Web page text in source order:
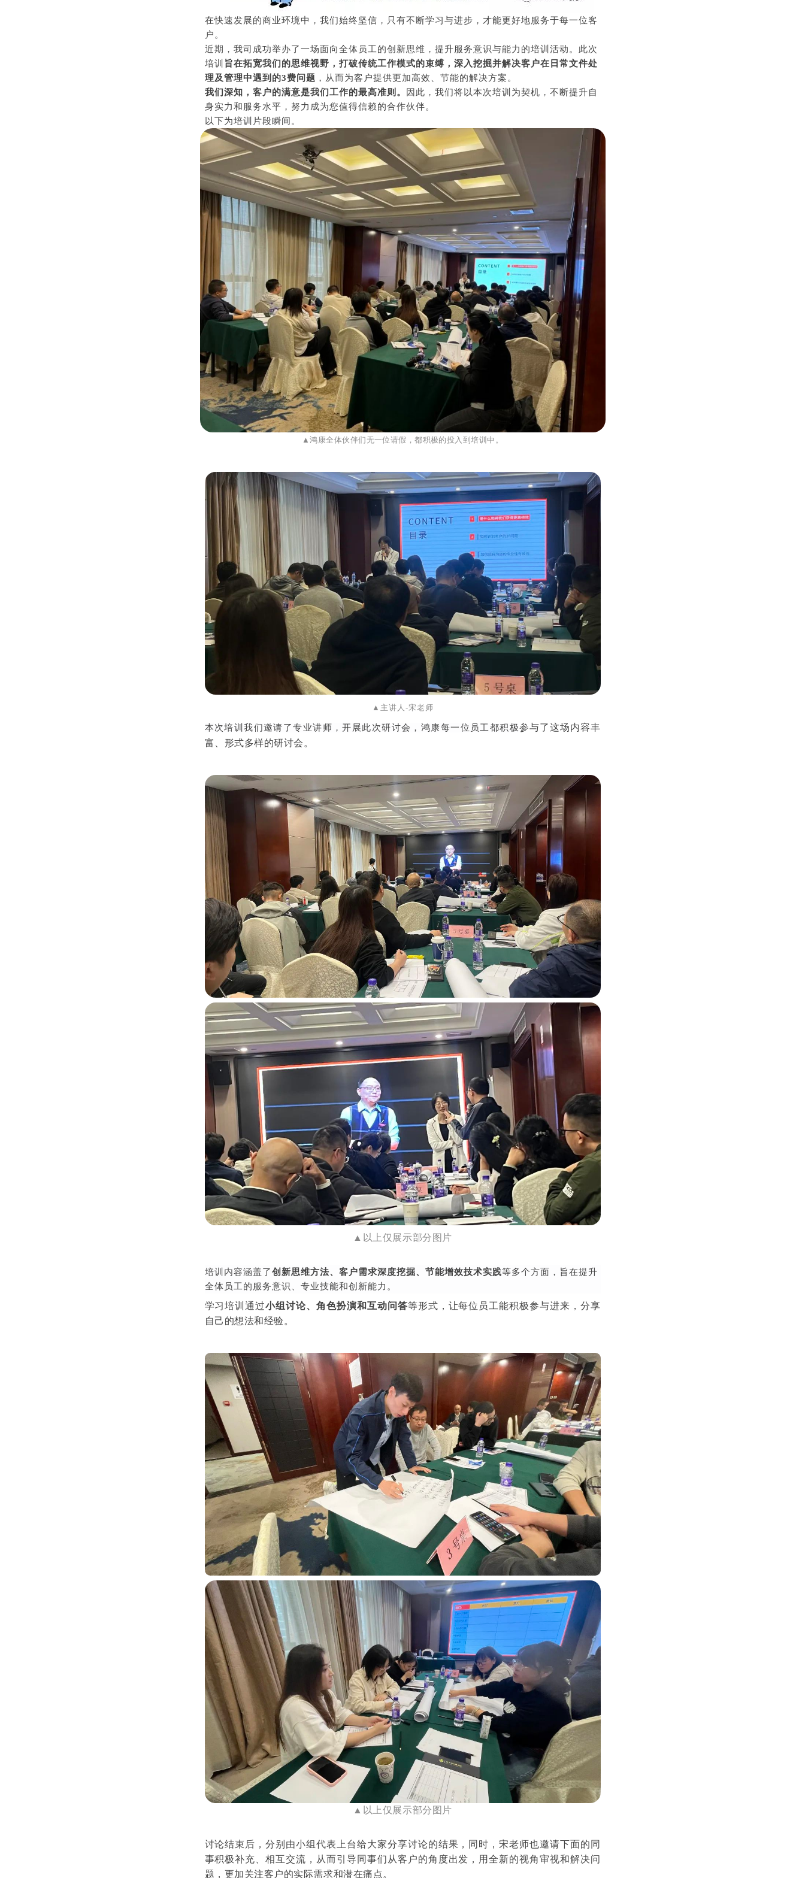
在快速发展的商业环境中，我们始终坚信，只有不断学习与进步，才能更好地服务于每一位客
户。
近期，我司成功举办了一场面向全体员工的创新思维，提升服务意识与能力的培训活动。此次
培训
旨在拓宽我们的思维视野，打破传统工作模式的束缚，深入挖掘并解决客户在日常文件处
理及管理中遇到的3费问题 ，从而为客户提供更加高效、节能的解决方案。
我们深知，客户的满意是我们工作的最高准则。
因此，我们将以本次培训为契机，不断提升自
身实力和服务水平，努力成为您值得信赖的合作伙伴。
以下为培训片段瞬间。
▲鸿康全体伙伴们无一位请假，都积极的投入到培训中。
▲主讲人-宋老师
本次培训我们邀请了专业讲师，开展此次研讨会，鸿康每一位员工都积极参与了这场内容丰
富、形式多样的研讨会。
▲以上仅展示部分图片
培训内容涵盖了创新思维方法、客户需求深度挖掘、节能增效技术实践等多个方面，旨在提升
全体员工的服务意识、专业技能和创新能力。
学习培训通过小组讨论、角色扮演和互动问答等形式，让每位员工能积极参与进来，分享
自己的想法和经验。
▲以上仅展示部分图片
讨论结束后，分别由小组代表上台给大家分享讨论的结果，同时，宋老师也邀请下面的同
事积极补充、相互交流，从而引导同事们 从客户的角度出发，用全新的视角审视和解决问
题，更加关注客户的实际需求和潜在痛点。